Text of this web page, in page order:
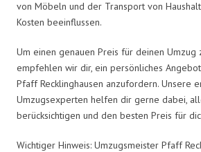
von Möbeln und der Transport von
Kosten beeinflussen.
Um einen genauen Preis für deinen Umzug
empfehlen wir dir, ein persönliches
Pfaff Recklinghausen anzufordern. Unsere
Umzugsexperten helfen dir gerne dabei,
berücksichtigen und den besten Preis für
Wichtiger Hinweis: Umzugsmeister Pfaff